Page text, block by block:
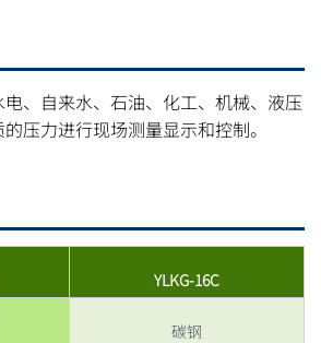
、自来水、石油、化工、机械、液压
压力进行现场测量显示和控制。
YLKG-16C
碳钢